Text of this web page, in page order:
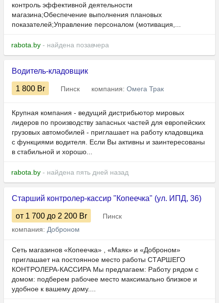
контроль эффективной деятельности
магазина;Обеспечение выполнения плановых
показателей;Управление персоналом (мотивация,...
rabota.by - найдена позавчера
Водитель-кладовщик
1 800 Br Пинск компания: Омега Трак
Крупная компания - ведущий дистрибьютор мировых
лидеров по производству запасных частей для европейских
грузовых автомобилей - приглашает на работу кладовщика
с функциями водителя. Если Вы активны и заинтересованы
в стабильной и хорошо...
rabota.by - найдена пять дней назад
Старший контролер-кассир "Копеечка" (ул. ИПД, 36)
от 1 700 до 2 200 Br
Пинск
компания: Доброном
Сеть магазинов «Копеечка» , «Маяк» и «Доброном»
приглашает на постоянное место работы СТАРШЕГО
КОНТРОЛЕРА-КАССИРА Мы предлагаем: Работу рядом с
домом: подберем рабочее место максимально близкое и
удобное к вашему дому....